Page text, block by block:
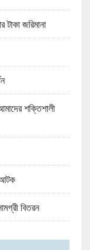
জরিমানা
শক্তিশালী
বিতরন